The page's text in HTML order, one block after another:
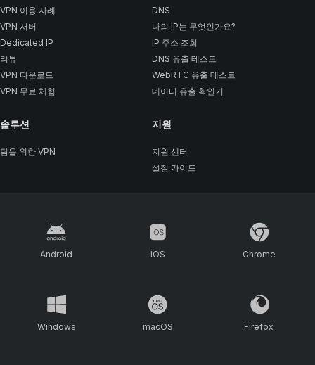
VPN 이용 사례
VPN 서버
Dedicated IP
리뷰
VPN 다운로드
VPN 무료 체험
솔루션
팀을 위한 VPN
DNS
나의 IP는 무엇인가요?
IP 주소 조회
DNS 유출 테스트
WebRTC 유출 테스트
데이터 유출 확인기
지원
지원 센터
설정 가이드
Android iOS Chrome
Windows macOS Firefox